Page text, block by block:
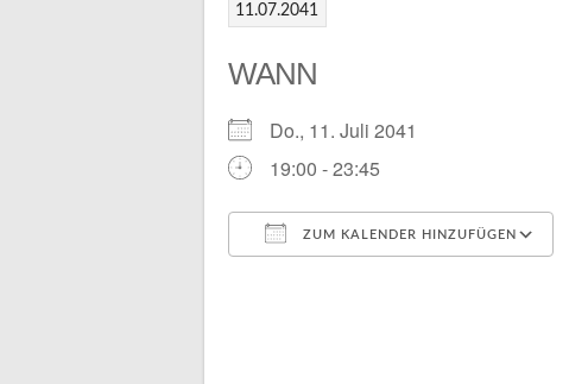
11.07.2041
WANN
Do., 11. Juli 2041
19:00 - 23:45
ZUM KALENDER HINZUFÜGEN